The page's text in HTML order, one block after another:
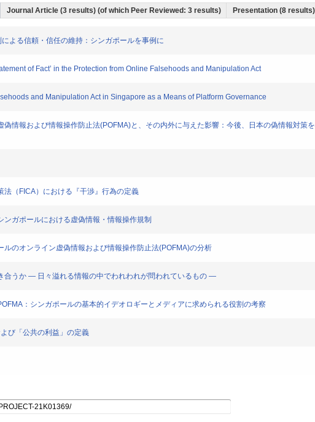
Journal Article (3 results) (of which Peer Reviewed: 3 results) Presentation (8
よる信頼・信任の維持：シンガポールを事例に
of Fact’ in the Protection from Online Falsehoods and Manipulation Act
and Manipulation Act in Singapore as a Means of Platform Governance
情報および情報操作防止法(POFMA)と、その内外に与えた影響：今後、日本の偽情報対策
法（FICA）における『干渉』行為の定義
ガポールにおける虚偽情報・情報操作規制
のオンライン虚偽情報および情報操作防止法(POFMA)の分析
合うか ― 日々溢れる情報の中でわれわれが問われているもの ―
：シンガポールの基本的イデオロギーとメディアに求められる役割の考察
び「公共の利益」の定義